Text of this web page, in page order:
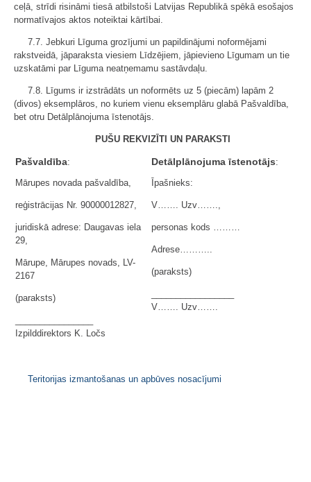
ceļā, strīdi risināmi tiesā atbilstoši Latvijas Republikā spēkā esošajos
normatīvajos aktos noteiktai kārtībai.
7.7. Jebkuri Līguma grozījumi un papildinājumi noformējami
rakstveidā, jāparaksta viesiem Līdzējiem, jāpievieno Līgumam un tie
uzskatāmi par Līguma neatņemamu sastāvdaļu.
7.8. Līgums ir izstrādāts un noformēts uz 5 (piecām) lapām 2
(divos) eksemplāros, no kuriem vienu eksemplāru glabā Pašvaldība,
bet otru Detālplānojuma īstenotājs.
PUŠU REKVIZĪTI UN PARAKSTI
Pašvaldība:
Mārupes novada pašvaldība,
reģistrācijas Nr. 90000012827,
juridiskā adrese: Daugavas iela
29,
Mārupe, Mārupes novads, LV-
2167
(paraksts)
Izpilddirektors K. Ločs
Detālplānojuma īstenotājs:
Īpašnieks:
V……. Uzv…….,
personas kods ………
Adrese………..
(paraksts)
V……. Uzv…….
Teritorijas izmantošanas un apbūves nosacījumi